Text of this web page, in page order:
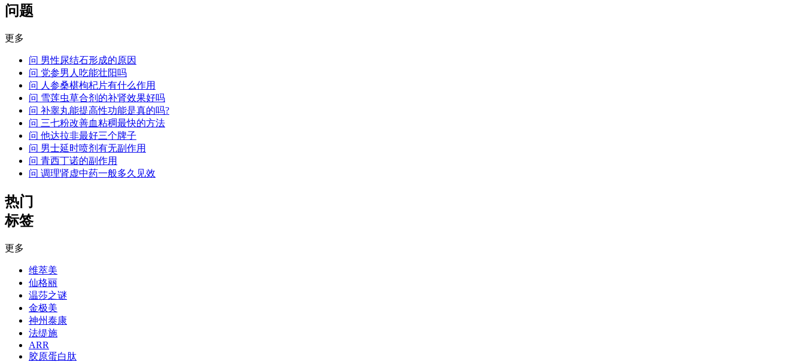
问题
更多
问 男性尿结石形成的原因
问 党参男人吃能壮阳吗
问 人参桑椹枸杞片有什么作用
问 雪莲虫草合剂的补肾效果好吗
问 补睾丸能提高性功能是真的吗?
问 三七粉改善血粘稠最快的方法
问 他达拉非最好三个牌子
问 男士延时喷剂有无副作用
问 青西丁诺的副作用
问 调理肾虚中药一般多久见效
热门
标签
更多
维萃美
仙格丽
温莎之谜
金极美
神州泰康
法缇施
ARR
胶原蛋白肽